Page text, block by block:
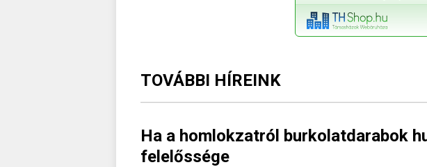
TOVÁBBI HÍREINK
Ha a homlokzatról burkolatdarabok
felelőssége